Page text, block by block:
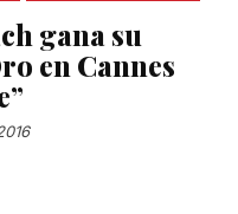
gana su
en Cannes